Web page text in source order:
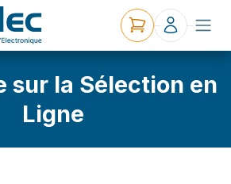
sur la Sélection en
Ligne